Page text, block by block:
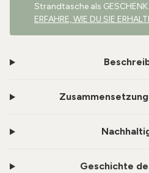
Strandtasche als GESCHENK.
ERFAHRE, WIE DU SIE
Geschichte